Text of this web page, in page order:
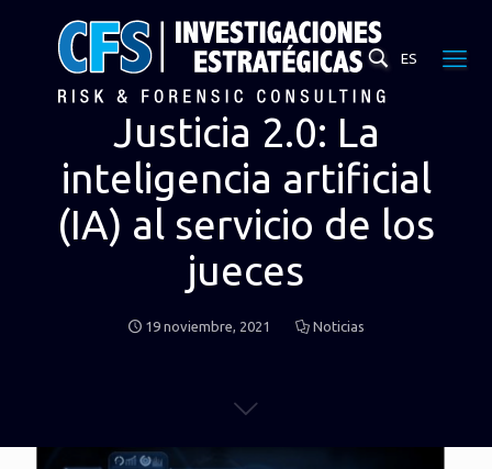
ES
Justicia 2.0: La
inteligencia artificial
(IA) al servicio de los
jueces
19 noviembre, 2021 Noticias